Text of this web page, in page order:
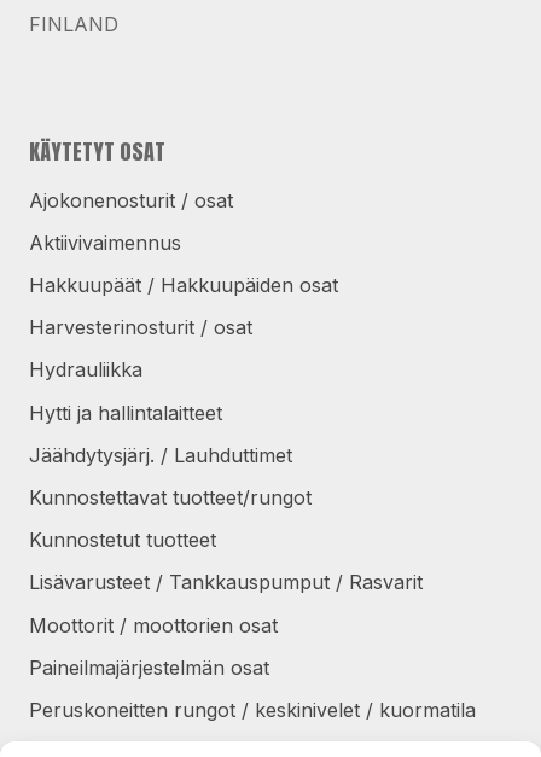
FINLAND
KÄYTETYT OSAT
Ajokonenosturit / osat
Aktiivivaimennus
Hakkuupäät / Hakkuupäiden osat
Harvesterinosturit / osat
Hydrauliikka
Hytti ja hallintalaitteet
Jäähdytysjärj. / Lauhduttimet
Kunnostettavat tuotteet/rungot
Kunnostetut tuotteet
Lisävarusteet / Tankkauspumput / Rasvarit
Moottorit / moottorien osat
Paineilmajärjestelmän osat
Peruskoneitten rungot / keskinivelet / kuormatila